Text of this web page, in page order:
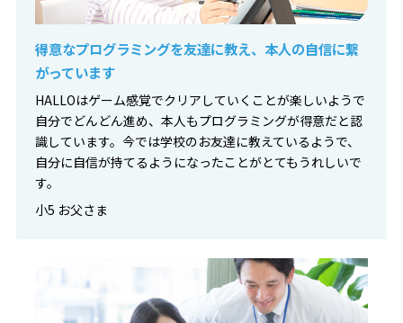
得意なプログラミングを友達に教え、本人の自信に繋
がっています
HALLOはゲーム感覚でクリアしていくことが楽しいようで
自分でどんどん進め、本人もプログラミングが得意だと認
識しています。今では学校のお友達に教えているようで、
自分に自信が持てるようになったことがとてもうれしいで
す。
小5 お父さま